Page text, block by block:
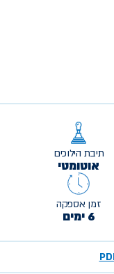
תיבת הילוכים
אוטומטי
זמן אספקה
6 ימים